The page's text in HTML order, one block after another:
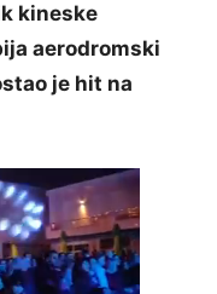
kineske
aerodromski
je hit na